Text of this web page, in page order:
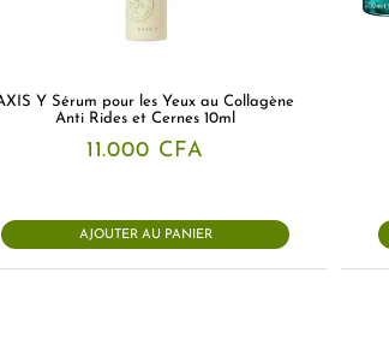
Y Sérum pour les Yeux au Collagène
Anti Rides et Cernes 10ml
11.000 CFA
AJOUTER AU PANIER